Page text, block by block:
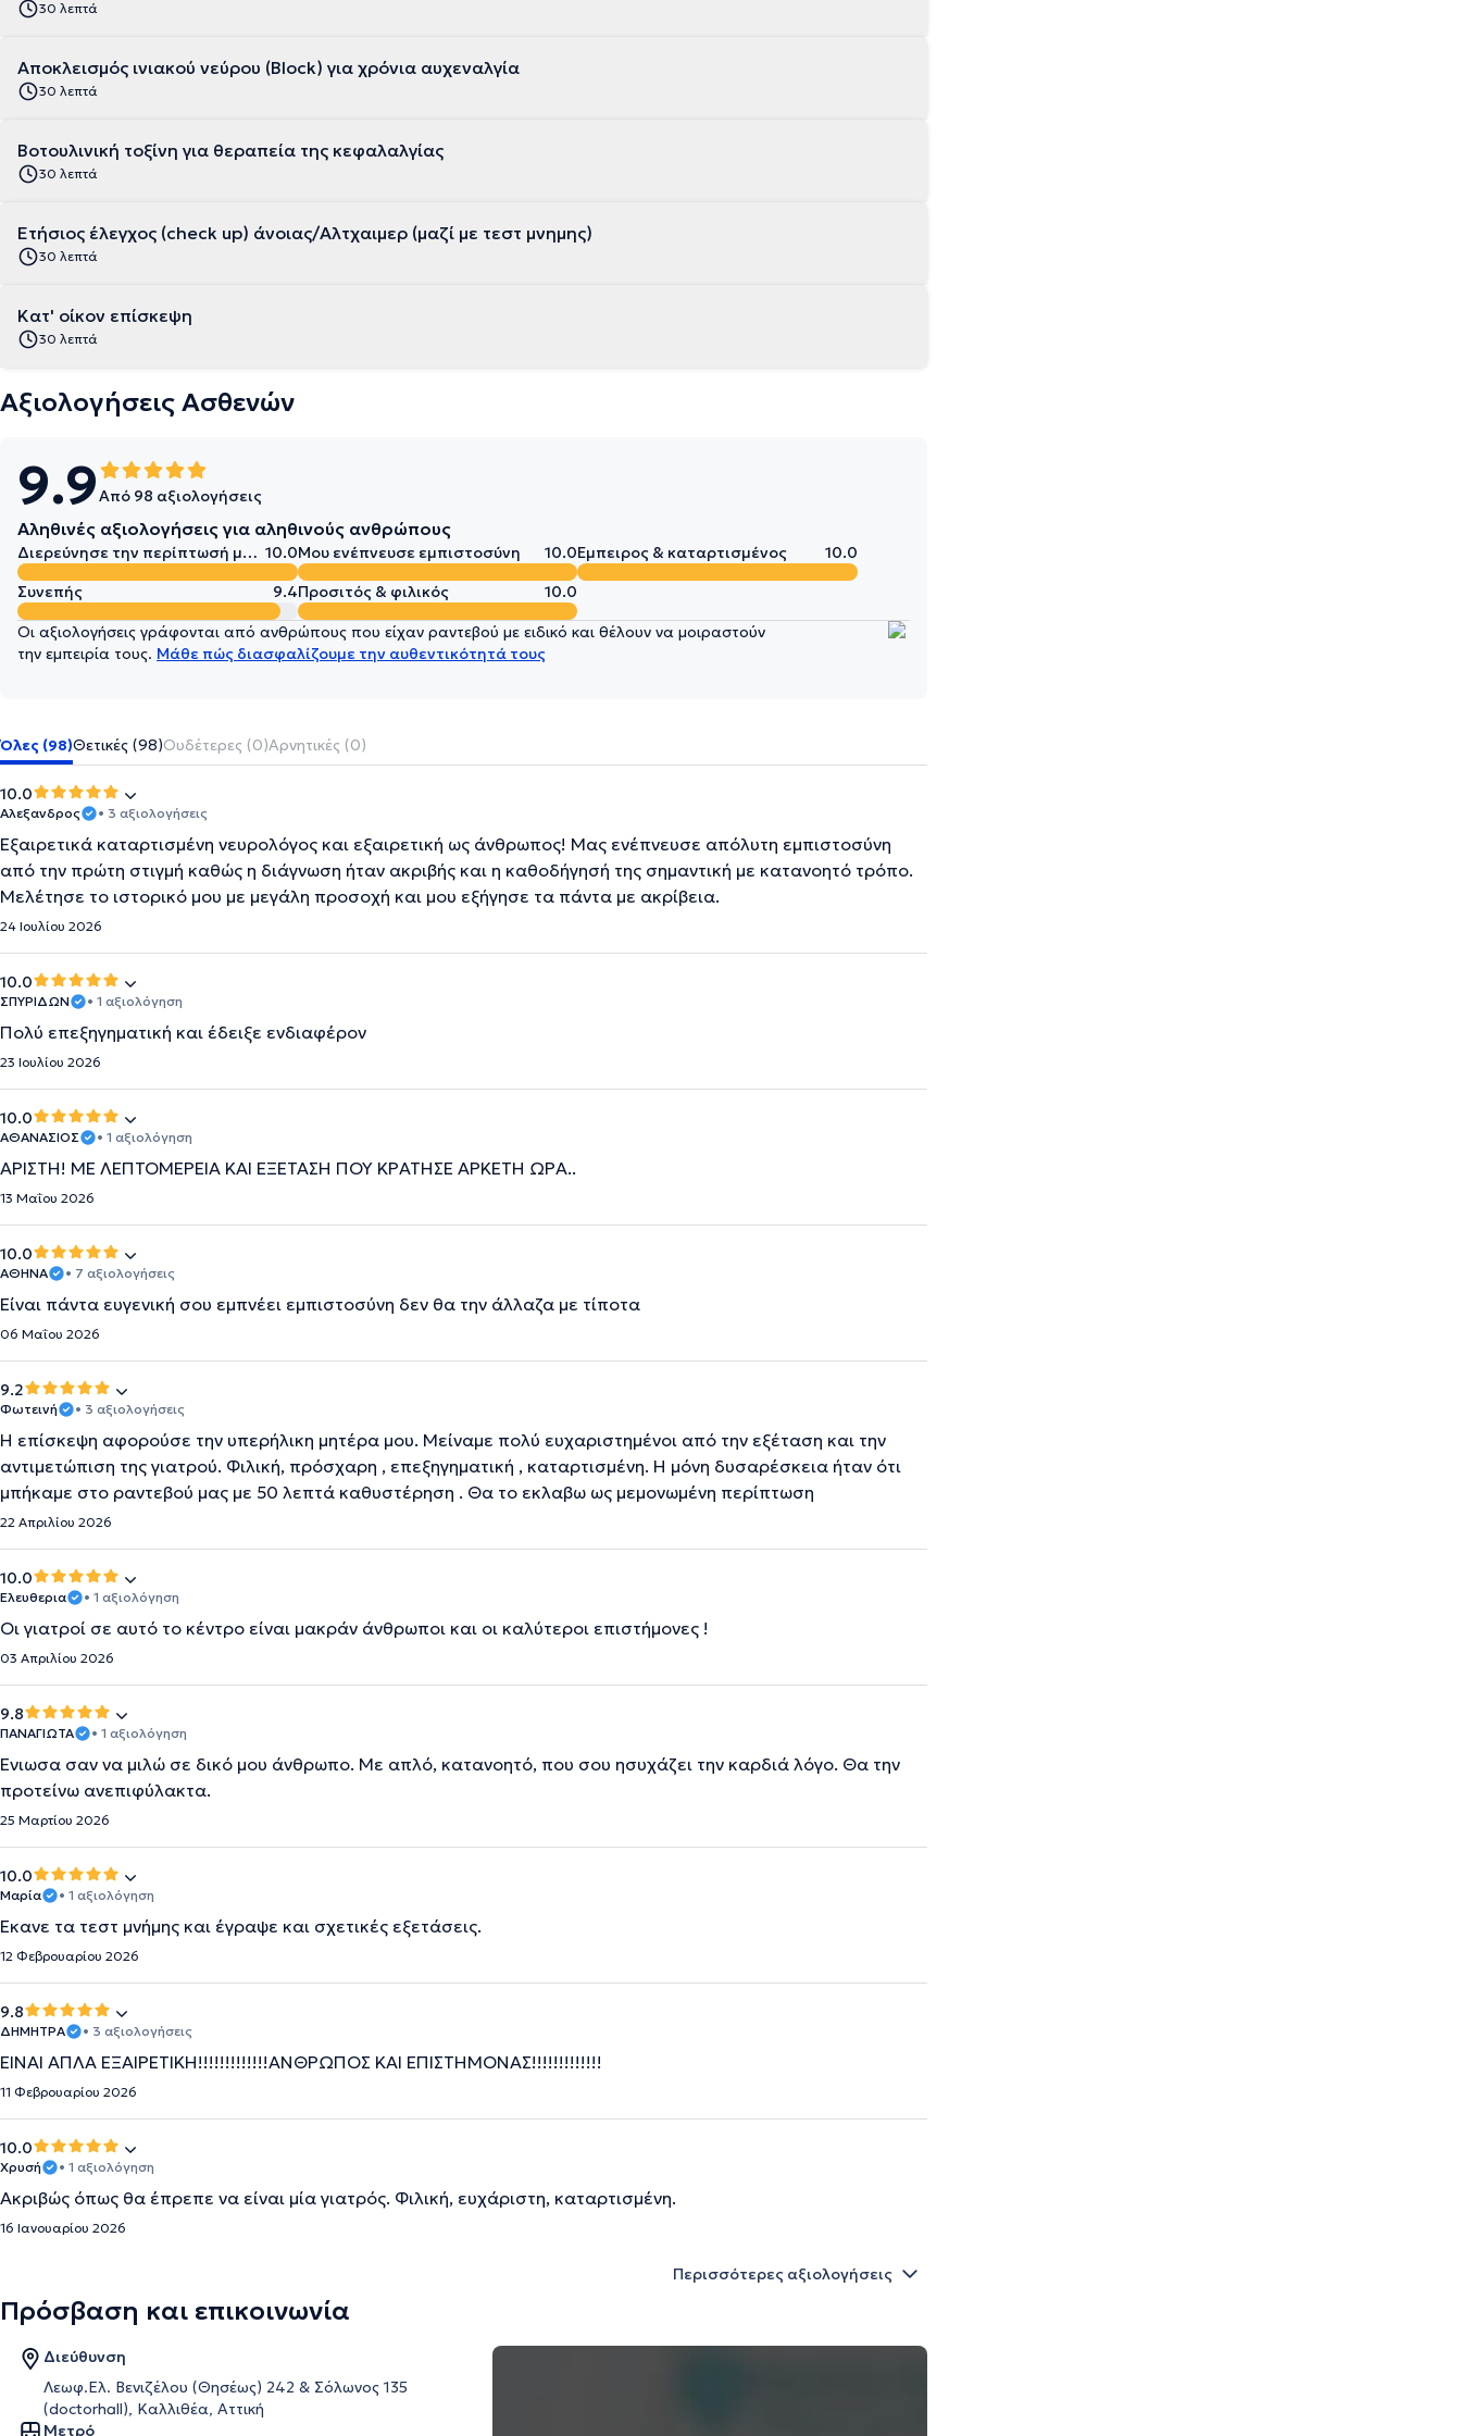
30 λεπτά
Αποκλεισμός ινιακού νεύρου (Block) για χρόνια αυχεναλγία
30 λεπτά
Βοτουλινική τοξίνη για θεραπεία της κεφαλαλγίας
30 λεπτά
Ετήσιος έλεγχος (check up) άνοιας/Αλτχαιμερ (μαζί με τεστ μνημης)
30 λεπτά
Κατ' οίκον επίσκεψη
30 λεπτά
Αξιολογήσεις Ασθενών
9.9Από 98 αξιολογήσεις
Αληθινές αξιολογήσεις για αληθινούς ανθρώπους
Διερεύνησε την περίπτωσή μου σε βάθος 10.0Μου ενέπνευσε εμπιστοσύνη 10.0Έμπειρος & καταρτισμένος
10.0
Συνεπής
9.4Προσιτός & φιλικός 10.0
Οι αξιολογήσεις γράφονται από ανθρώπους που είχαν ραντεβού με ειδικό και θέλουν να μοιραστούν
την εμπειρία τους. Μάθε πώς διασφαλίζουμε την αυθεντικότητά τους
Όλες (98)Θετικές (98)Ουδέτερες (0)Αρνητικές (0)
10.0
Αλεξανδρος • 3 αξιολογήσεις
Εξαιρετικά καταρτισμένη νευρολόγος και εξαιρετική ως άνθρωπος! Μας ενέπνευσε απόλυτη εμπιστοσύνη
από την πρώτη στιγμή καθώς η διάγνωση ήταν ακριβής και η καθοδήγησή της σημαντική με κατανοητό τρόπο.
Μελέτησε το ιστορικό μου με μεγάλη προσοχή και μου εξήγησε τα πάντα με ακρίβεια.
24 Ιουλίου 2026
10.0
ΣΠΥΡΙΔΩΝ • 1 αξιολόγηση
Πολύ επεξηγηματική και έδειξε ενδιαφέρον
23 Ιουλίου 2026
10.0
ΑΘΑΝΑΣΙΟΣ • 1 αξιολόγηση
ΆΡΙΣΤΗ! ΜΕ ΛΕΠΤΟΜΕΡΕΙΑ ΚΑΙ ΕΞΕΤΑΣΗ ΠΟΥ ΚΡΑΤΗΣΕ ΑΡΚΕΤΗ ΩΡΑ..
13 Μαΐου 2026
10.0
ΑΘΗΝΑ • 7 αξιολογήσεις
Είναι πάντα ευγενική σου εμπνέει εμπιστοσύνη δεν θα την άλλαζα με τίποτα
06 Μαΐου 2026
9.2
Φωτεινή • 3 αξιολογήσεις
Η επίσκεψη αφορούσε την υπερήλικη μητέρα μου. Μείναμε πολύ ευχαριστημένοι από την εξέταση και την
αντιμετώπιση της γιατρού. Φιλική, πρόσχαρη , επεξηγηματική , καταρτισμένη. Η μόνη δυσαρέσκεια ήταν ότι
μπήκαμε στο ραντεβού μας με 50 λεπτά καθυστέρηση . Θα το εκλαβω ως μεμονωμένη περίπτωση
22 Απριλίου 2026
10.0
Ελευθερια • 1 αξιολόγηση
Οι γιατροί σε αυτό το κέντρο είναι μακράν άνθρωποι και οι καλύτεροι επιστήμονες !
03 Απριλίου 2026
9.8
ΠΑΝΑΓΙΩΤΑ • 1 αξιολόγηση
Ένιωσα σαν να μιλώ σε δικό μου άνθρωπο. Με απλό, κατανοητό, που σου ησυχάζει την καρδιά λόγο. Θα την
προτείνω ανεπιφύλακτα.
25 Μαρτίου 2026
10.0
Μαρία • 1 αξιολόγηση
Έκανε τα τεστ μνήμης και έγραψε και σχετικές εξετάσεις.
12 Φεβρουαρίου 2026
9.8
ΔΗΜΗΤΡΑ • 3 αξιολογήσεις
ΕΙΝΑΙ ΑΠΛΑ ΕΞΑΙΡΕΤΙΚΗ!!!!!!!!!!!!!ΑΝΘΡΩΠΟΣ ΚΑΙ ΕΠΙΣΤΗΜΟΝΑΣ!!!!!!!!!!!!!
11 Φεβρουαρίου 2026
10.0
Χρυσή • 1 αξιολόγηση
Ακριβώς όπως θα έπρεπε να είναι μία γιατρός. Φιλική, ευχάριστη, καταρτισμένη.
16 Ιανουαρίου 2026
Περισσότερες αξιολογήσεις
Πρόσβαση και επικοινωνία
Διεύθυνση
Λεωφ.Ελ. Βενιζέλου (Θησέως) 242 & Σόλωνος 135
(doctorhall), Καλλιθέα, Αττική
Μετρό